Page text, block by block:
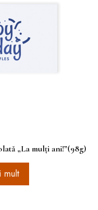
„La mulți ani!”(98g)
mult